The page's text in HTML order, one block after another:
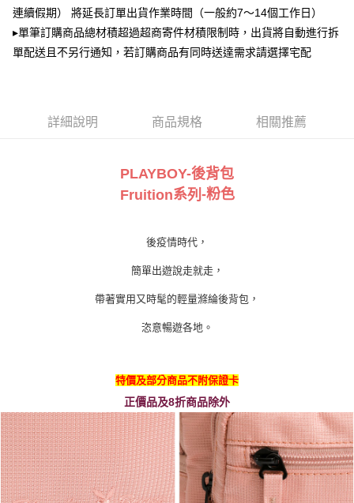
宅配
每筆NT$100，滿NT$700(含以上)免運費
連續假期） 將延長訂單出貨作業時間（一般約7～14個工作日）
▸單筆訂購商品總材積超過超商寄件材積限制時，出貨將自動進行拆
單配送且不另行通知，若訂購商品有同時送達需求請選擇宅配
詳細說明 商品規格 相關推薦
PLAYBOY-後背包
Fruition系列 -粉色
後疫情時代，
簡單出遊說走就走，
帶著實用又時髦的輕量滌綸後背包，
恣意暢遊各地。
特價及部分商品不附保證卡
正價品及8折商品除外